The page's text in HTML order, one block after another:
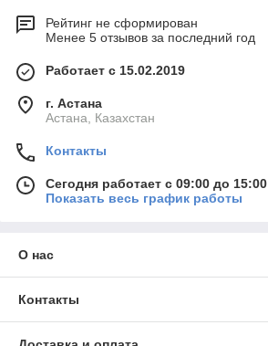
Рейтинг не сформирован
Менее 5 отзывов за последний год
Работает с 15.02.2019
г. Астана
Астана, Казахстан
Контакты
Сегодня работает с 09:00 до 15:00
Показать весь график работы
О нас
Контакты